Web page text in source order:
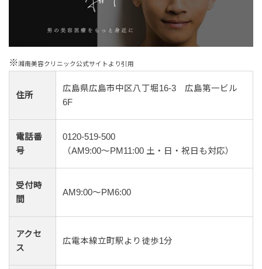
※湘南美容クリニック公式サイトより引用
住所
広島県広島市中区八丁堀16-3 広島第一ビル
6F
電話番
号
0120-519-500
（AM9:00～PM11:00 土・日・祝日も対応）
受付時
間
AM9:00～PM6:00
アクセ
ス
広電本線立町駅より徒歩1分